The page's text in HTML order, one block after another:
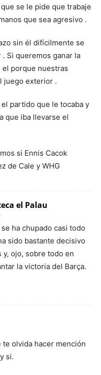
se le pide que trabaje
que sea agresivo .
sin él difícilmente se
Si queremos ganar la
porque nuestras
juego exterior .
partido que le tocaba y
que iba llevarse el
si Ennis Cacok
de Cale y WHG
el Palau
ha chupado casi todo
sido bastante decisivo
y, ojo, sobre todo en
la victoria del Barça.
olvida hacer mención
si.